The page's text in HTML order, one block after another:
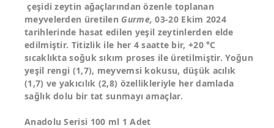
çeşidi zeytin ağaçlarından özenle toplanan
meyvelerden üretilen Gurme, 03-20 Ekim 2024
tarihlerinde hasat edilen yeşil zeytinlerden elde
edilmiştir. Titizlik ile her 4 saatte bir, +20 °C
sıcaklıkta soğuk sıkım proses ile üretilmiştir. Yoğun
yeşil rengi (1,7), meyvemsi kokusu, düşük acılık
(1,7) ve yakıcılık (2,8) özellikleriyle her damlada
sağlık dolu bir tat sunmayı amaçlar.
Anadolu Serisi 100 ml 1 Adet